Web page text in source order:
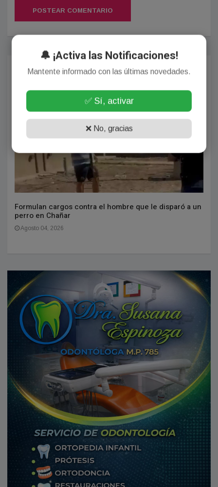
POSTEAR COMENTARIO
Más Populares
POLICIALES
Formulan cargos contra el hombre que le disparó a un
perro en Chañar
Agosto 04, 2026
🔔 ¡Activa las Notificaciones!
Mantente informado con las últimas novedades.
✅ Sí, activar
❌ No, gracias